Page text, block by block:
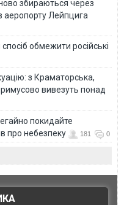
збираються через
аеропорту Лейпцига
обмежити російські
з Краматорська,
вивезуть понад
покидайте
про небезпеку
181 0